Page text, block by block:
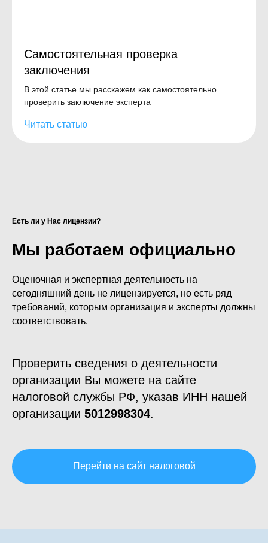
Самостоятельная проверка
заключения
В этой статье мы расскажем как самостоятельно
проверить заключение эксперта
Читать статью
Есть ли у Нас лицензии?
Мы работаем официально
Оценочная и экспертная деятельность на
сегодняшний день не лицензируется, но есть ряд
требований, которым организация и эксперты должны
соответствовать.
Проверить сведения о деятельности
организации Вы можете на сайте
налоговой службы РФ, указав ИНН нашей
организации 5012998304.
Перейти на сайт налоговой